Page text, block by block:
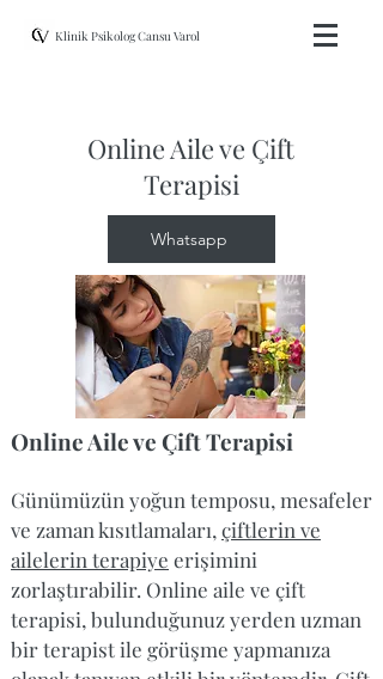
Klinik Psikolog Cansu Varol
Online Aile ve Çift
Terapisi
Whatsapp
Online Aile ve Çift Terapisi
Günümüzün yoğun temposu, mesafeler
ve zaman kısıtlamaları, çiftlerin ve
ailelerin terapiye erişimini
zorlaştırabilir. Online aile ve çift
terapisi, bulunduğunuz yerden uzman
bir terapist ile görüşme yapmanıza